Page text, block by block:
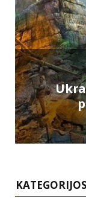
KATEGORIJOS